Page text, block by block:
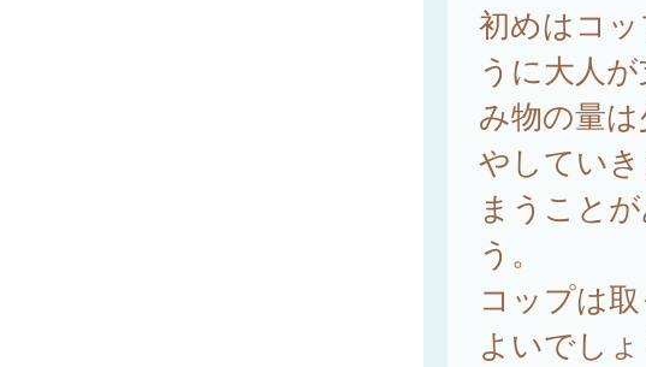
初めはコ
うに大人
み物の量
やしてい
まうこと
う。
コップは
よいでしょ